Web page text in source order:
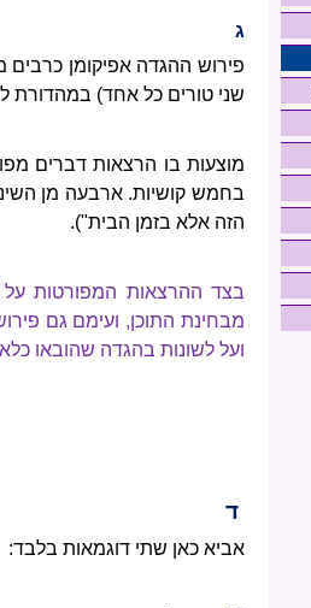
ג
פירוש ההגדה אפיקומן
שני טורים כל אחד) במהדורת ליוורנו משנת תק"ד (1744), אבל
מוצעות בו הרצאות דברים
בחמש קושיות. ארבעה מן
הזה אלא בזמן הבית").
בצד ההרצאות המפורטות
מבחינת התוכן, ועימם גם
ועל לשונות בהגדה שהובאו
ד
אביא כאן שתי דוגמאות בלבד: